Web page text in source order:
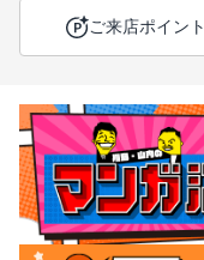
ご来店ポイント